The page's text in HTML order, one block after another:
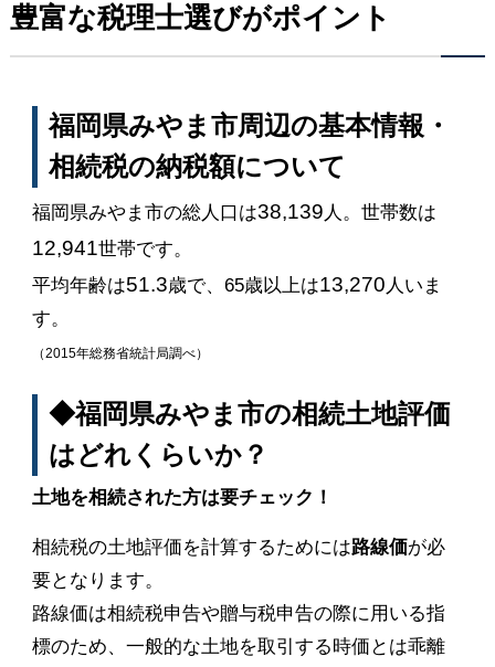
豊富な税理士選びがポイント
福岡県みやま市周辺の基本情報・
相続税の納税額について
福岡県みやま市の総人口は38,139 人。世帯数は
12,941世帯です。
平均年齢は51.3歳で、65歳以上は13,270 人いま
す。
（2015年総務省統計局調べ）
◆福岡県みやま市の相続土地評価
はどれくらいか？
土地を相続された方は要チェック！
相続税の土地評価を計算するためには路線価が必
要となります。
路線価は相続税申告や贈与税申告の際に用いる指
標のため、一般的な土地を取引する時価とは乖離